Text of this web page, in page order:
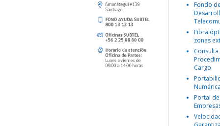
Fondo
Fibra
zonas
Consulta
Cargo
Portal